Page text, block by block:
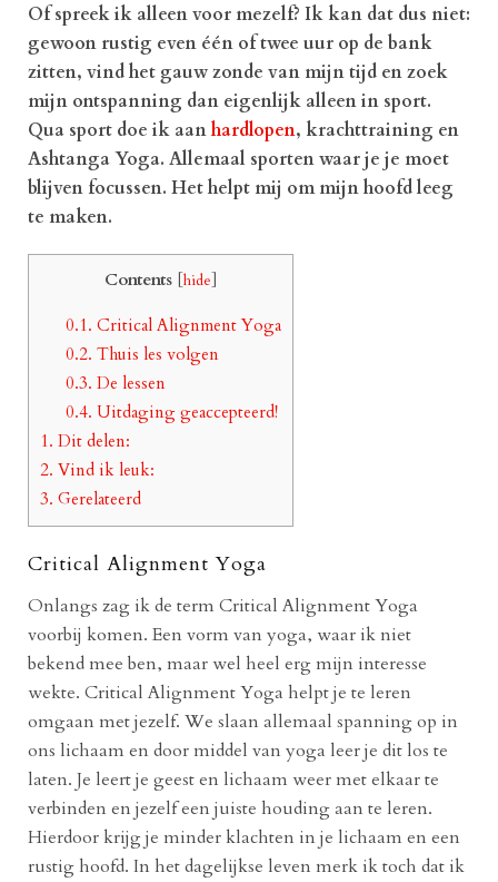
Of spreek ik alleen voor mezelf? Ik kan dat dus niet:
gewoon rustig even één of twee uur op de bank
zitten, vind het gauw zonde van mijn tijd en zoek
mijn ontspanning dan eigenlijk alleen in sport.
Qua sport doe ik aanhardlopen, krachttraining en
Ashtanga Yoga. Allemaal sporten waar je je moet
blijven focussen. Het helpt mij om mijn hoofd leeg
te maken.
Contents hide
0.1. Critical Alignment Yoga
0.2. Thuis les volgen
0.3. De lessen
0.4. Uitdaging geaccepteerd!
1. Dit delen:
2. Vind ik leuk:
3. Gerelateerd
Critical Alignment Yoga
Onlangs zag ik de term Critical Alignment Yoga
voorbij komen. Een vorm van yoga, waar ik niet
bekend mee ben, maar wel heel erg mijn interesse
wekte. Critical Alignment Yoga helpt je te leren
omgaan met jezelf. We slaan allemaal spanning op in
ons lichaam en door middel van yoga leer je dit los te
laten. Je leert je geest en lichaam weer met elkaar te
verbinden en jezelf een juiste houding aan te leren.
Hierdoor krijg je minder klachten in je lichaam en een
rustig hoofd. In het dagelijkse leven merk ik toch dat ik